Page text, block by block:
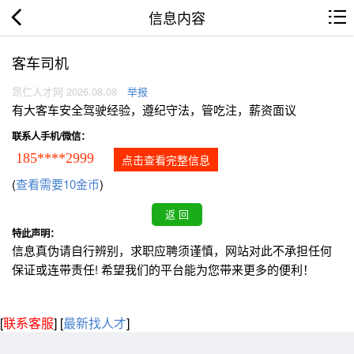
信息内容
客车司机
昂仁人才网 2026.08.08 举报
有大客车安全驾驶经验，遵纪守法，管吃注，薪资面议
联系人手机/微信：
185****2999 点击查看完整信息
(查看需要10金币)
特此声明：
信息真伪请自行辨别，求职应聘须谨慎，网站对此不承担任何
保证或连带责任! 希望我们的平台能为您带来更多的便利！
[联系客服] [最新找人才]